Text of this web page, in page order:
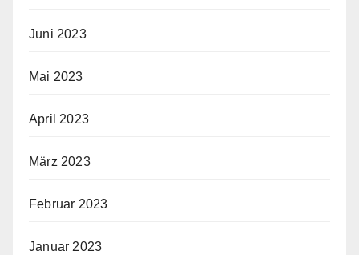
Juni 2023
Mai 2023
April 2023
März 2023
Februar 2023
Januar 2023